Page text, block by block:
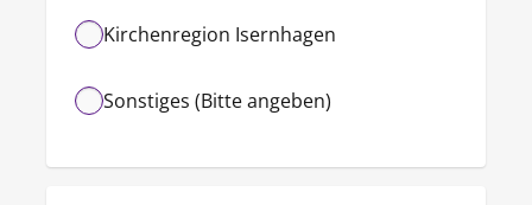
Kirchenregion Isernhagen
Sonstiges (Bitte angeben)